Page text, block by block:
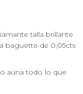
talla brillante
baguette de 0,05cts
aúna todo lo que